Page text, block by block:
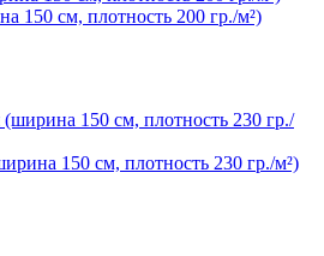
150 см, плотность 200 гр./м²)
150 см, плотность 230 гр./м²)